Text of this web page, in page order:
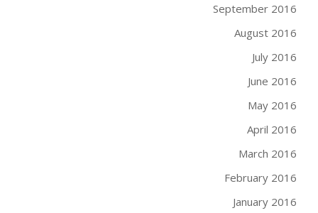
September 2016
August 2016
July 2016
June 2016
May 2016
April 2016
March 2016
February 2016
January 2016